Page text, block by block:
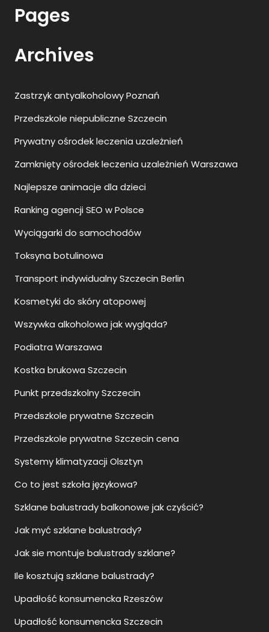
Pages
Archives
Zastrzyk antyalkoholowy Poznań
Przedszkole niepubliczne Szczecin
Prywatny ośrodek leczenia uzależnień
Zamknięty ośrodek leczenia uzależnień Warszawa
Najlepsze animacje dla dzieci
Ranking agencji SEO w Polsce
Wyciągarki do samochodów
Toksyna botulinowa
Transport indywidualny Szczecin Berlin
Kosmetyki do skóry atopowej
Wszywka alkoholowa jak wygląda?
Podiatra Warszawa
Kostka brukowa Szczecin
Punkt przedszkolny Szczecin
Przedszkole prywatne Szczecin
Przedszkole prywatne Szczecin cena
Systemy klimatyzacji Olsztyn
Co to jest szkoła językowa?
Szklane balustrady balkonowe jak czyścić?
Jak myć szklane balustrady?
Jak sie montuje balustrady szklane?
Ile kosztują szklane balustrady?
Upadłość konsumencka Rzeszów
Upadłość konsumencka Szczecin